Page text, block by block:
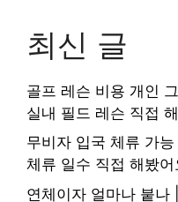
최신 글
골프 레슨 비용 개인
실내 필드 레슨 직접
무비자 입국 체류 가
체류 일수 직접 해봤어
연체이자 얼마나 붙나